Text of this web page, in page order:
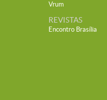
Vrum
REVISTAS
Encontro Brasília